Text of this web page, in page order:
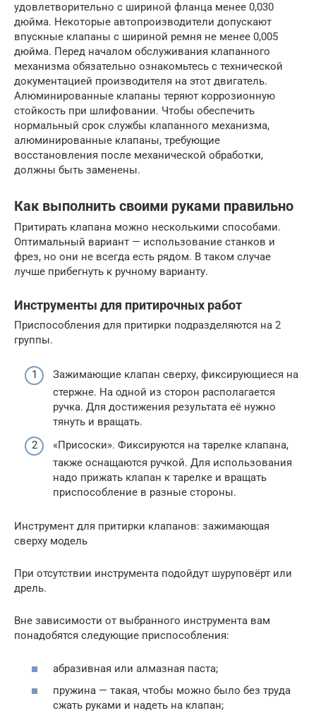
удовлетворительно с шириной фланца менее 0,030
дюйма. Некоторые автопроизводители допускают
впускные клапаны с шириной ремня не менее 0,005
дюйма. Перед началом обслуживания клапанного
механизма обязательно ознакомьтесь с технической
документацией производителя на этот двигатель.
Алюминированные клапаны теряют коррозионную
стойкость при шлифовании. Чтобы обеспечить
нормальный срок службы клапанного механизма,
алюминированные клапаны, требующие
восстановления после механической обработки,
должны быть заменены.
Как выполнить своими руками правильно
Притирать клапана можно несколькими способами.
Оптимальный вариант — использование станков и
фрез, но они не всегда есть рядом. В таком случае
лучше прибегнуть к ручному варианту.
Инструменты для притирочных работ
Приспособления для притирки подразделяются на 2
группы.
Зажимающие клапан сверху, фиксирующиеся на
стержне. На одной из сторон располагается
ручка. Для достижения результата её нужно
тянуть и вращать.
«Присоски». Фиксируются на тарелке клапана,
также оснащаются ручкой. Для использования
надо прижать клапан к тарелке и вращать
приспособление в разные стороны.
Инструмент для притирки клапанов: зажимающая
сверху модель
При отсутствии инструмента подойдут шуруповёрт или
дрель.
Вне зависимости от выбранного инструмента вам
понадобятся следующие приспособления:
абразивная или алмазная паста;
пружина — такая, чтобы можно было без труда
сжать руками и надеть на клапан;